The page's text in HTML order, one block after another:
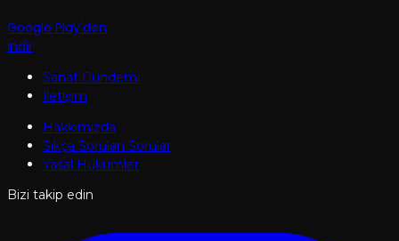
Google Play'den
İndir
Sanat Gündemi
İletişim
Hakkımızda
Sıkça Sorulan Sorular
Yasal Hükümler
Bizi takip edin